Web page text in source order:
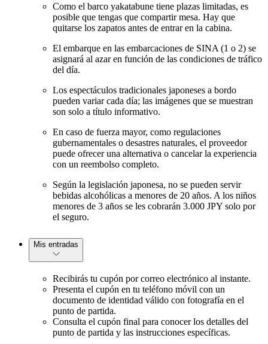
Como el barco yakatabune tiene plazas limitadas, es
posible que tengas que compartir mesa. Hay que
quitarse los zapatos antes de entrar en la cabina.
El embarque en las embarcaciones de SINA (1 o 2) se
asignará al azar en función de las condiciones de tráfico
del día.
Los espectáculos tradicionales japoneses a bordo
pueden variar cada día; las imágenes que se muestran
son solo a título informativo.
En caso de fuerza mayor, como regulaciones
gubernamentales o desastres naturales, el proveedor
puede ofrecer una alternativa o cancelar la experiencia
con un reembolso completo.
Según la legislación japonesa, no se pueden servir
bebidas alcohólicas a menores de 20 años. A los niños
menores de 3 años se les cobrarán 3.000 JPY solo por
el seguro.
Mis entradas
Recibirás tu cupón por correo electrónico al instante.
Presenta el cupón en tu teléfono móvil con un
documento de identidad válido con fotografía en el
punto de partida.
Consulta el cupón final para conocer los detalles del
punto de partida y las instrucciones específicas.